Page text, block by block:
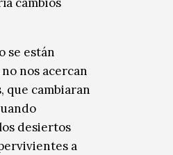
se están
nos acercan
que cambiaran
desiertos
a